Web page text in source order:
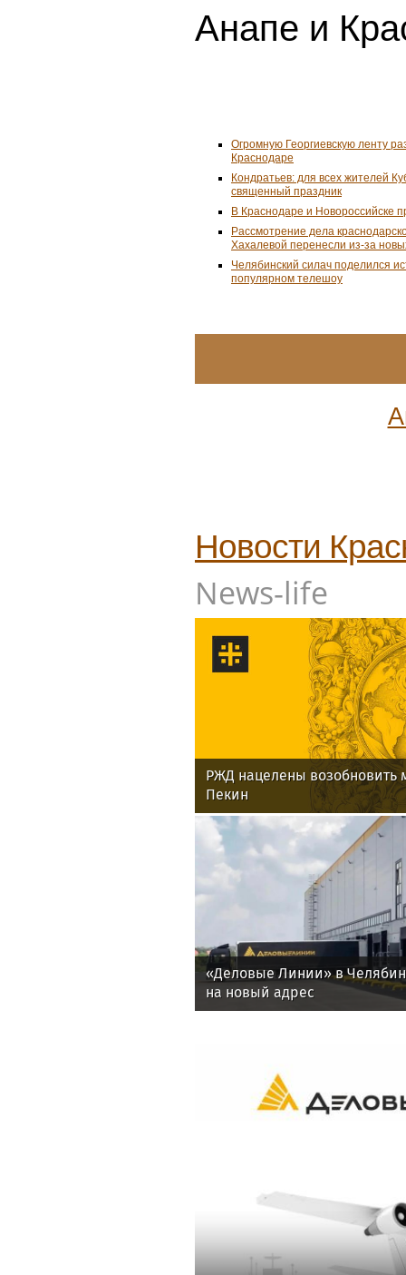
Анапе и
Огромную Георгиевскую ленту
Краснодаре
Кондратьев: для всех жителей
священный праздник
В Краснодаре и Новороссийске
Рассмотрение дела
Хахалевой перенесли из-за
Челябинский силач поделился
популярном телешоу
Новости
News-life
РЖД нацелены возобновить
Пекин
«Деловые Линии» в
на новый адрес